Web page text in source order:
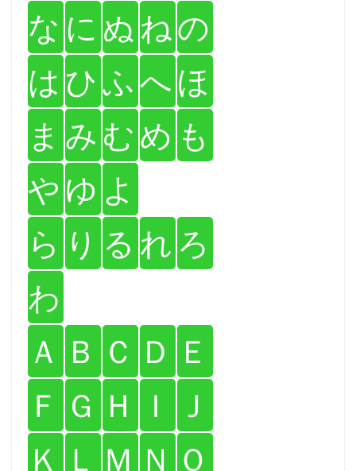
な に ぬ ねの
は ひふへほ
ま み むめ も
や ゆ よ
ら り る れ ろ
わ
Ａ Ｂ Ｃ Ｄ Ｅ
Ｆ Ｇ Ｈ Ｉ
Ｊ
Ｋ Ｌ Ｍ Ｎ Ｏ